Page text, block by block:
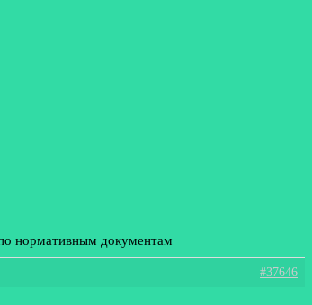
нормативным документам
#37646